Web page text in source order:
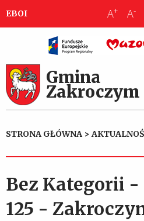
EBOI A+ A-
Gmina
Zakroczym
STRONA GŁÓWNA >
Bez Kategorii -
125 -